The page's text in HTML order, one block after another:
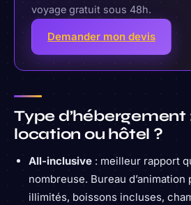
voyage gratuit sous 48h.
Demander mon devis
Type d’hébergement
location ou hôtel ?
All-inclusive : meilleur rapport
nombreuse. Bureau
illimités, boissons incluses,